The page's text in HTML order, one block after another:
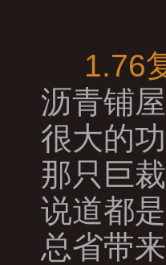
1.76
沥青铺
很大的
那只巨
说道都
总省带